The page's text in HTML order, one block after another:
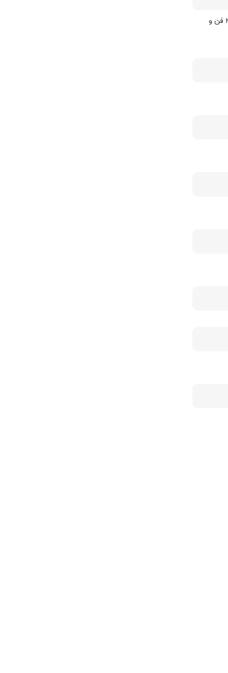
دارای یک هاب کنترل اختصاصی برای کنترل نورپردازی و سرعت ۳ فن و